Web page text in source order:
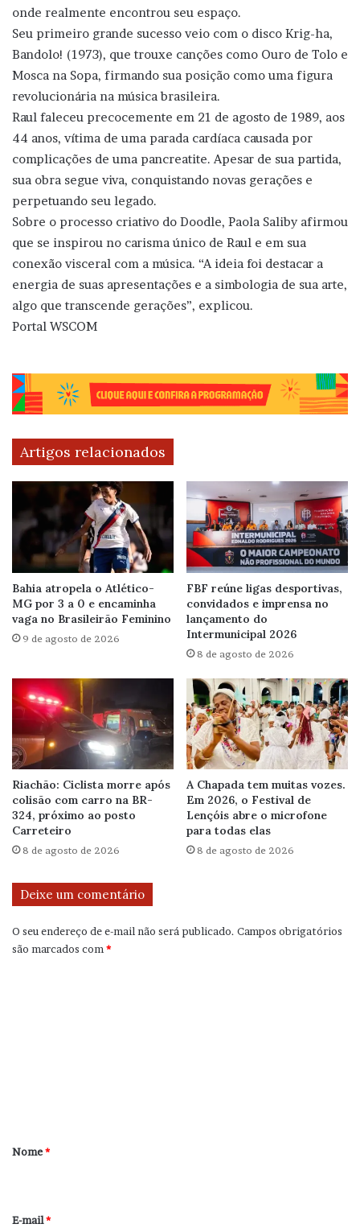
onde realmente encontrou seu espaço.
Seu primeiro grande sucesso veio com o disco Krig-ha,
Bandolo! (1973), que trouxe canções como Ouro de Tolo e
Mosca na Sopa, firmando sua posição como uma figura
revolucionária na música brasileira.
Raul faleceu precocemente em 21 de agosto de 1989, aos
44 anos, vítima de uma parada cardíaca causada por
complicações de uma pancreatite. Apesar de sua partida,
sua obra segue viva, conquistando novas gerações e
perpetuando seu legado.
Sobre o processo criativo do Doodle, Paola Saliby afirmou
que se inspirou no carisma único de Raul e em sua
conexão visceral com a música. “A ideia foi destacar a
energia de suas apresentações e a simbologia de sua arte,
algo que transcende gerações”, explicou.
Portal WSCOM
Artigos relacionados
Bahia atropela o Atlético-
MG por 3 a 0 e encaminha
vaga no Brasileirão Feminino
9 de agosto de 2026
FBF reúne ligas desportivas,
convidados e imprensa no
lançamento do
Intermunicipal 2026
8 de agosto de 2026
Riachão: Ciclista morre após
colisão com carro na BR-
324, próximo ao posto
Carreteiro
8 de agosto de 2026
A Chapada tem muitas vozes.
Em 2026, o Festival de
Lençóis abre o microfone
para todas elas
8 de agosto de 2026
Deixe um comentário
O seu endereço de e-mail não será publicado. Campos obrigatórios
são marcados com*
r
*
Nome*
E-mail*